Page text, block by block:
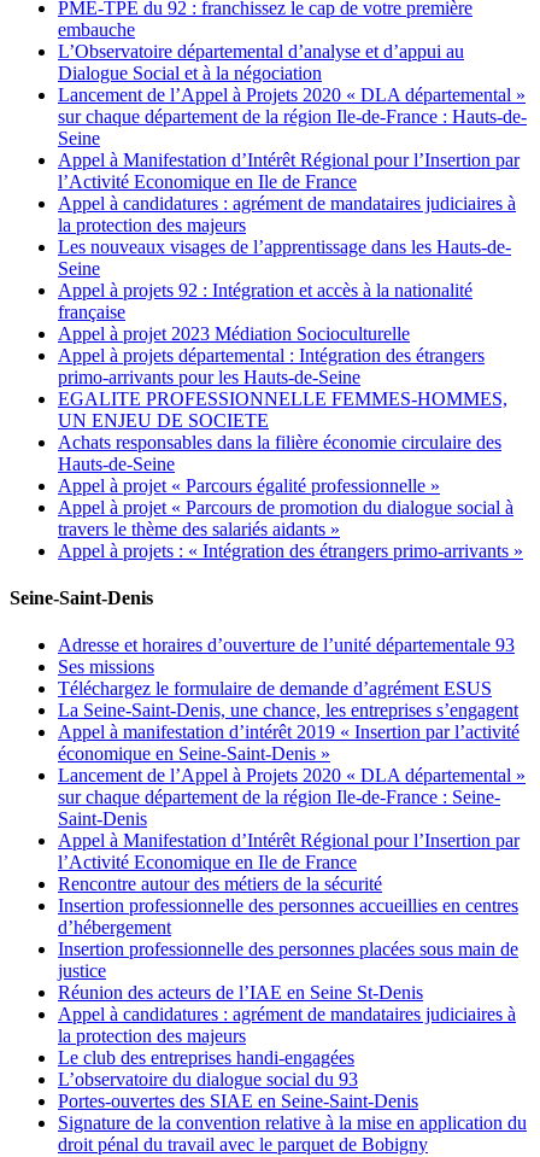
PME-TPE du 92 : franchissez le cap de votre première
embauche
L’Observatoire départemental d’analyse et d’appui au
Dialogue Social et à la négociation
Lancement de l’Appel à Projets 2020 « DLA départemental »
sur chaque département de la région Ile-de-France : Hauts-de-
Seine
Appel à Manifestation d’Intérêt Régional pour l’Insertion par
l’Activité Economique en Ile de France
Appel à candidatures : agrément de mandataires judiciaires à
la protection des majeurs
Les nouveaux visages de l’apprentissage dans les Hauts-de-
Seine
Appel à projets 92 : Intégration et accès à la nationalité
française
Appel à projet 2023 Médiation Socioculturelle
Appel à projets départemental : Intégration des étrangers
primo-arrivants pour les Hauts-de-Seine
EGALITE PROFESSIONNELLE FEMMES-HOMMES,
UN ENJEU DE SOCIETE
Achats responsables dans la filière économie circulaire des
Hauts-de-Seine
Appel à projet « Parcours égalité professionnelle »
Appel à projet « Parcours de promotion du dialogue social à
travers le thème des salariés aidants »
Appel à projets : « Intégration des étrangers primo-arrivants »
Seine-Saint-Denis
Adresse et horaires d’ouverture de l’unité départementale 93
Ses missions
Téléchargez le formulaire de demande d’agrément ESUS
La Seine-Saint-Denis, une chance, les entreprises s’engagent
Appel à manifestation d’intérêt 2019 « Insertion par l’activité
économique en Seine-Saint-Denis »
Lancement de l’Appel à Projets 2020 « DLA départemental »
sur chaque département de la région Ile-de-France : Seine-
Saint-Denis
Appel à Manifestation d’Intérêt Régional pour l’Insertion par
l’Activité Economique en Ile de France
Rencontre autour des métiers de la sécurité
Insertion professionnelle des personnes accueillies en centres
d’hébergement
Insertion professionnelle des personnes placées sous main de
justice
Réunion des acteurs de l’IAE en Seine St-Denis
Appel à candidatures : agrément de mandataires judiciaires à
la protection des majeurs
Le club des entreprises handi-engagées
L’observatoire du dialogue social du 93
Portes-ouvertes des SIAE en Seine-Saint-Denis
Signature de la convention relative à la mise en application du
droit pénal du travail avec le parquet de Bobigny